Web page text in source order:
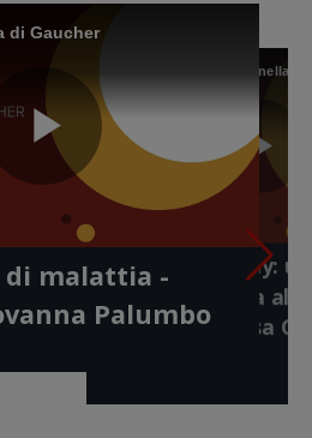
di Gaucher
Play
Video
di malattia -
Palumbo
Gaushare Today:
diagnosi giusta al
giusto - Dott.ssa
Gaushare
a questi